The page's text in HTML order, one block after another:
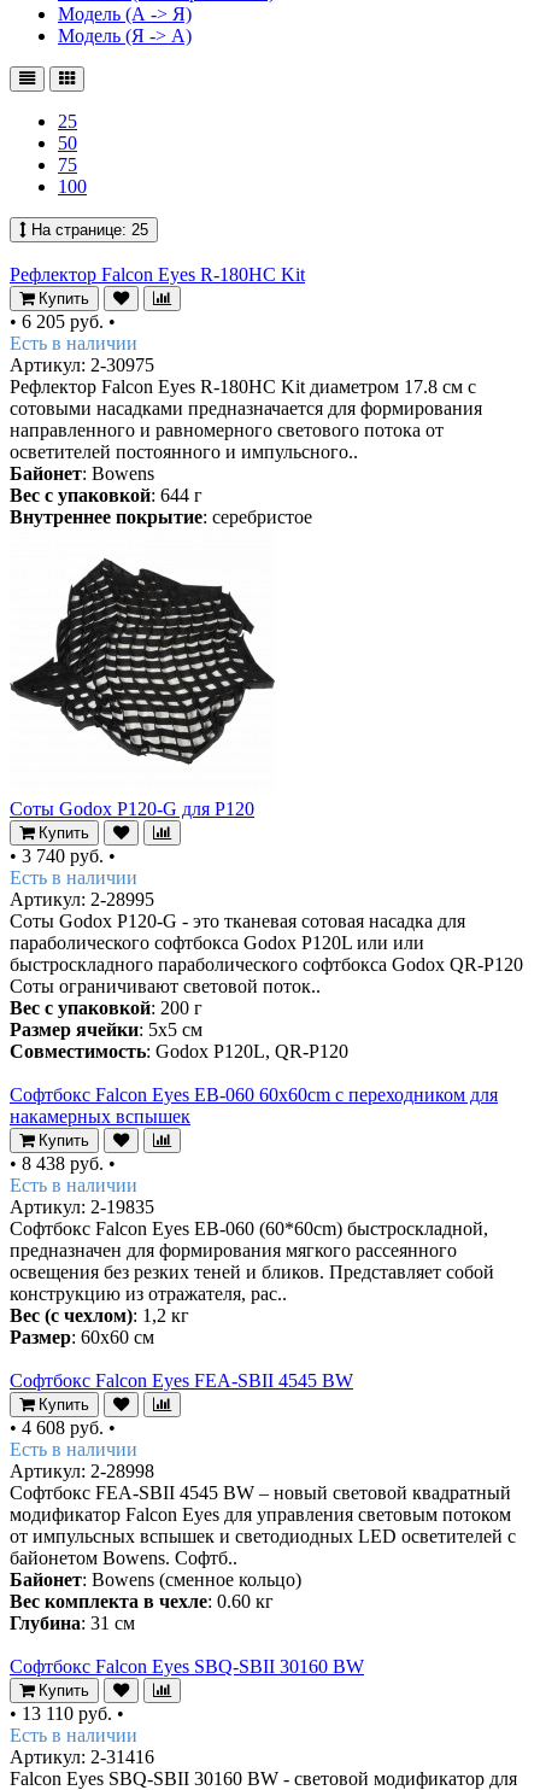
Модель (А -> Я)
Модель (Я -> А)
25
50
75
100
На странице: 25
Рефлектор Falcon Eyes R-180HC Kit
Купить
• 6 205 руб. •
Есть в наличии
Артикул: 2-30975
Рефлектор Falcon Eyes R-180HC Kit диаметром 17.8 см с
сотовыми насадками предназначается для формирования
направленного и равномерного светового потока от
осветителей постоянного и импульсного..
Байонет: Bowens
Вес с упаковкой: 644 г
Внутреннее покрытие: серебристое
Соты Godox P120-G для P120
Купить
• 3 740 руб. •
Есть в наличии
Артикул: 2-28995
Соты Godox P120-G - это тканевая сотовая насадка для
параболического софтбокса Godox P120L или или
быстроскладного параболического софтбокса Godox QR-P120
Соты ограничивают световой поток..
Вес с упаковкой: 200 г
Размер ячейки: 5х5 см
Совместимость: Godox P120L, QR-P120
Софтбокс Falcon Eyes EB-060 60x60cm с переходником для
накамерных вспышек
Купить
• 8 438 руб. •
Есть в наличии
Артикул: 2-19835
Софтбокс Falcon Eyes EB-060 (60*60cm) быстроскладной,
предназначен для формирования мягкого рассеянного
освещения без резких теней и бликов. Представляет собой
конструкцию из отражателя, рас..
Вес (с чехлом): 1,2 кг
Размер: 60x60 см
Софтбокс Falcon Eyes FEA-SBII 4545 BW
Купить
• 4 608 руб. •
Есть в наличии
Артикул: 2-28998
Софтбокс FEA-SBII 4545 BW – новый световой квадратный
модификатор Falcon Eyes для управления световым потоком
от импульсных вспышек и светодиодных LED осветителей с
байонетом Bowens. Софтб..
Байонет: Bowens (сменное кольцо)
Вес комплекта в чехле: 0.60 кг
Глубина: 31 см
Софтбокс Falcon Eyes SBQ-SBII 30160 BW
Купить
• 13 110 руб. •
Есть в наличии
Артикул: 2-31416
Falcon Eyes SBQ-SBII 30160 BW - световой модификатор для